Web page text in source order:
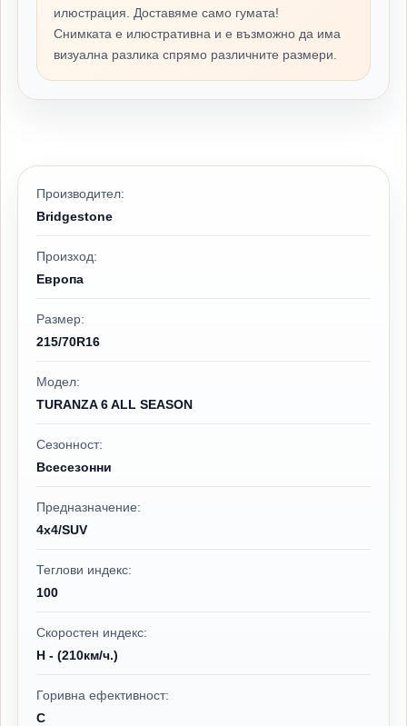
илюстрация. Доставяме само гумата!
Снимката е илюстративна и е възможно да има
визуална разлика спрямо различните размери.
Производител:
Bridgestone
Произход:
Европа
Размер:
215/70R16
Модел:
TURANZA 6 ALL SEASON
Сезонност:
Всесезонни
Предназначение:
4x4/SUV
Теглови индекс:
100
Скоростен индекс:
H - (210км/ч.)
Горивна ефективност:
C